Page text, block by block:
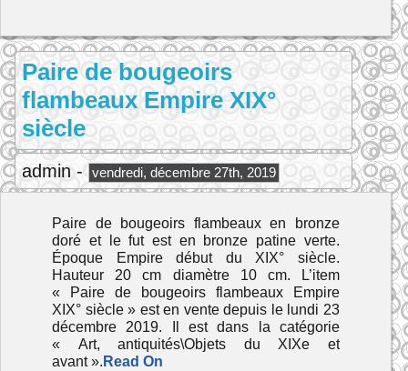
Paire de bougeoirs
flambeaux Empire XIX°
siècle
admin - vendredi, décembre 27th, 2019
Paire de bougeoirs flambeaux en bronze
doré et le fut est en bronze patine verte.
Époque Empire début du XIX° siècle.
Hauteur 20 cm diamètre 10 cm. L’item
« Paire de bougeoirs flambeaux Empire
XIX° siècle » est en vente depuis le lundi 23
décembre 2019. Il est dans la catégorie
« Art, antiquités\Objets du XIXe et
avant ». Read On